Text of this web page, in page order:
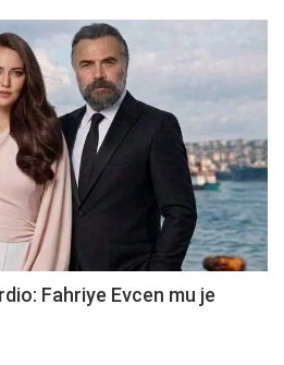
Fahriye Evcen mu je